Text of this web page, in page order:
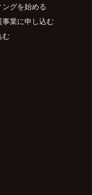
グを始める
業に申し込む
む